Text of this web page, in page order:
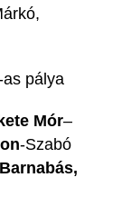
pálya
Mór–
-Szabó